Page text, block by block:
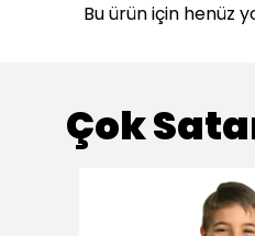
Bu ürün için henüz
Çok